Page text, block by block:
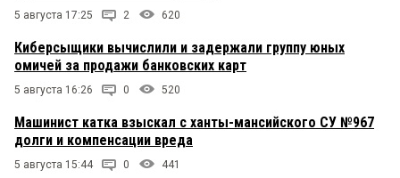
5 августа 17:25 2 620
Киберсыщики вычислили и задержали группу юных
омичей за продажи банковских карт
5 августа 16:26 0 520
Машинист катка взыскал с ханты-мансийского СУ №967
долги и компенсации вреда
5 августа 15:44 0 441